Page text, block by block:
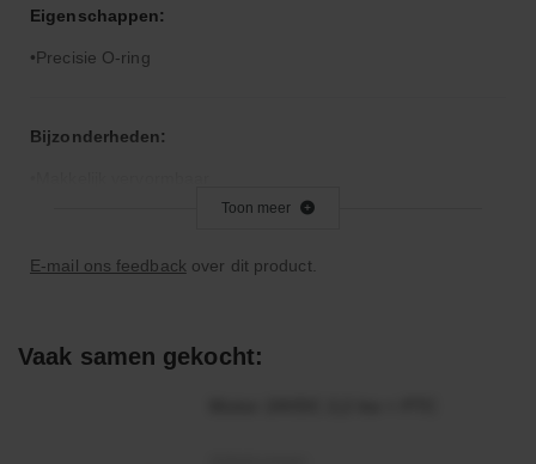
Eigenschappen:
Precisie O-ring
Bijzonderheden:
Toepassingsgebied:
Toon meer
E-mail ons feedback over dit product.
Vaak samen gekocht: